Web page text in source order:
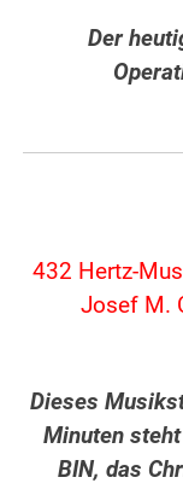
Der
432 Hertz-
Josef M.
Dieses
Minuten
BIN, das